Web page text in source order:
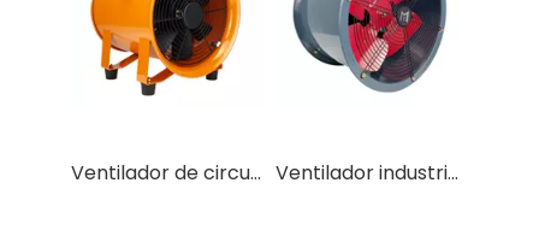
Ventilador de circulación de aire industrial portátil de alta velocidad Ventilador industrial con motor CC de uso en fábrica de almacén